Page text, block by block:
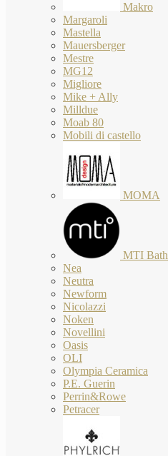
Makro
Margaroli
Mastella
Mauersberger
Mestre
MG12
Migliore
Mike + Ally
Milldue
Moab 80
Mobili di castello
MOMA
MTI Bath
Nea
Neutra
Newform
Nicolazzi
Noken
Novellini
Oasis
OLI
Olympia Ceramica
P.E. Guerin
Perrin&Rowe
Petracer